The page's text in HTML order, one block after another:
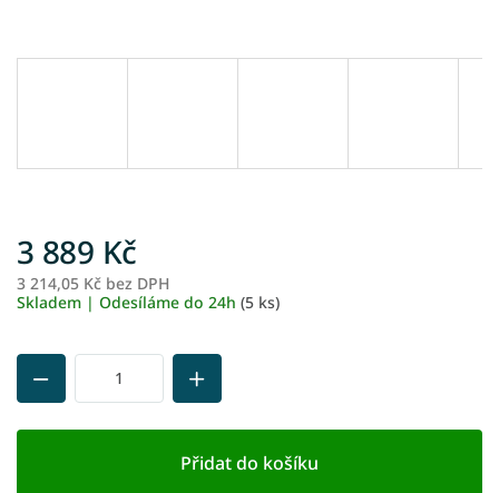
3 889 Kč
3 214,05 Kč bez DPH
Skladem | Odesíláme do 24h (5 ks)
Přidat do košíku